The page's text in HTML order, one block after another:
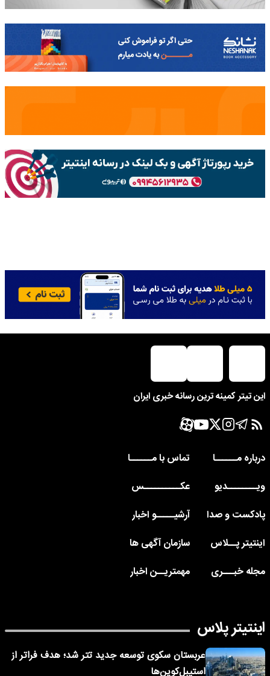
این تیتر کمینه ترین رسانه خبری ایران
درباره مــــــا
تماس با مــــــا
ویــــــــدیو
عکــــــــــس
پادکست و صدا
آرشیـــــو اخبار
اینتیتر پــلاس
سازمان آگهی ها
مجله خبـــری
مهمتریــن اخبار
اینتیتر پلاس
عربستان سکوی توسعه جدید تتر شد؛ هدف فراتر از
استیبل‌کوین‌ها